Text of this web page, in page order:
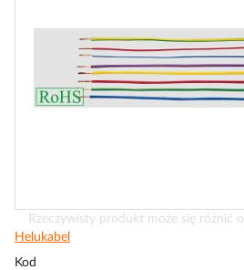
Przejdź
na
początek
Rzeczywisty produkt może się różnić
Helukabel
Kod